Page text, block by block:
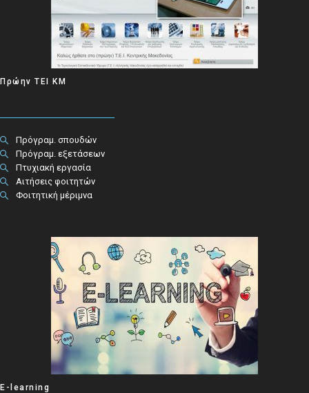
Πρώην ΤΕΙ ΚΜ
Πρόγραμ. σπουδών
Πρόγραμ. εξετάσεων
Πτυχιακή εργασία
Αιτήσεις φοιτητών
Φοιτητική μέριμνα
E-learning